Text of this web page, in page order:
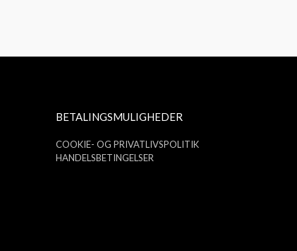
BETALINGSMULIGHEDER
COOKIE- OG PRIVATLIVSPOLITIK
HANDELSBETINGELSER